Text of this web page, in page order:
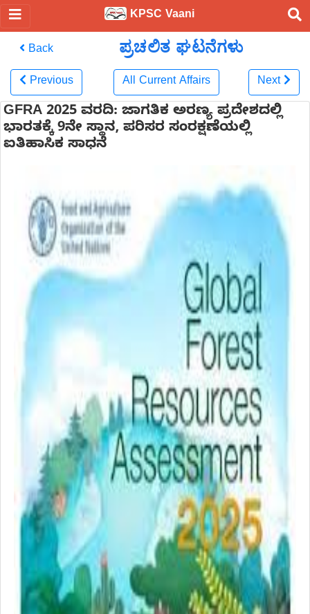
KPSC Vaani
Back ಪ್ರಚಲಿತ ಘಟನೆಗಳು
Previous All Current Affairs Next
GFRA 2025 ವರದಿ: ಜಾಗತಿಕ ಅರಣ್ಯ ಪ್ರದೇಶದಲ್ಲಿ
ಭಾರತಕ್ಕೆ 9ನೇ ಸ್ಥಾನ, ಪರಿಸರ ಸಂರಕ್ಷಣೆಯಲ್ಲಿ
ಐತಿಹಾಸಿಕ ಸಾಧನೆ